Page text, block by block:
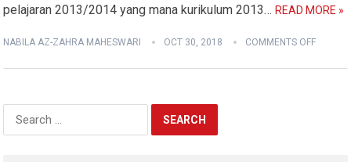
pelajaran 2013/2014 yang mana kurikulum 2013…READ MORE »
NABILA AZ-ZAHRA MAHESWARI OCT 30, 2018 COMMENTS OFF
Search
for: